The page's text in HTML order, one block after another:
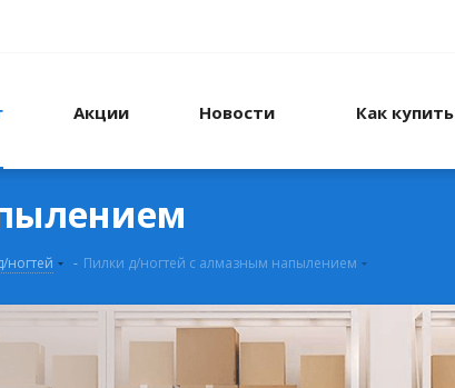
Акции Новости Как купить
ногтей - Пилки д/ногтей c алмазным напылением